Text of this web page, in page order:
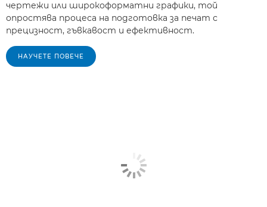
чертежи или широкоформатни графики, той
опростява процеса на подготовка за печат с
прецизност, гъвкавост и ефективност.
НАУЧЕТЕ ПОВЕЧЕ